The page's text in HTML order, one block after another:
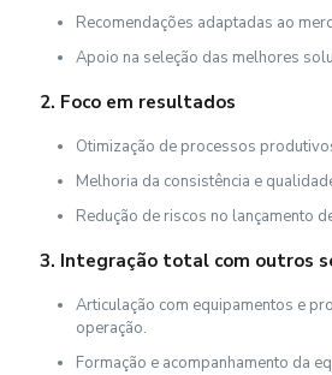
Recomendações adaptadas ao
Apoio na seleção das melhores
2. Foco em resultados
Otimização de processos
Melhoria da consistência e
Redução de riscos no lançamento
3. Integração total com outros
Articulação com equipamentos e
operação.
Formação e acompanhamento da